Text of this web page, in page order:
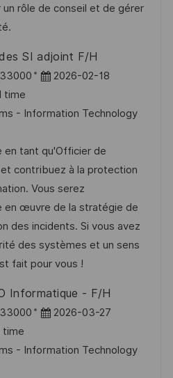
un rôle de conseil et de gérer
SI adjoint F/H
P
s
e
d
D
a
t
e
2026-02-18
time
- Information Technology
en tant qu'Officier de
contribuez à la protection
Vous serez
en œuvre de la stratégie de
des incidents. Si vous avez
des systèmes et un sens
fait pour vous !
Informatique - F/H
P
s
2026-03-27
time
- Information Technology